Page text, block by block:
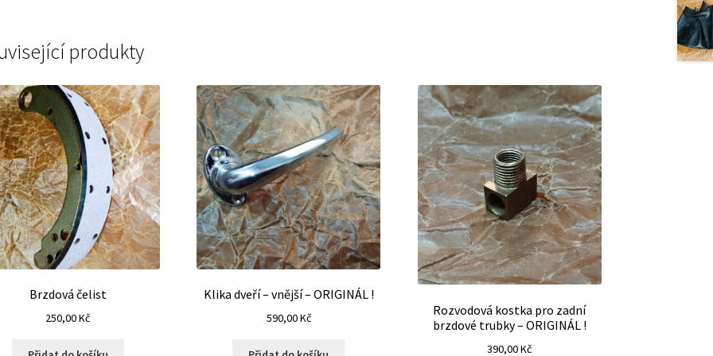
produkty
Brzdová čelist
250,00Kč
Klika dveří – vnější – ORIGINÁL !
590,00Kč
Rozvodová kostka pro zadní
brzdové trubky – ORIGINÁL !
390,00Kč